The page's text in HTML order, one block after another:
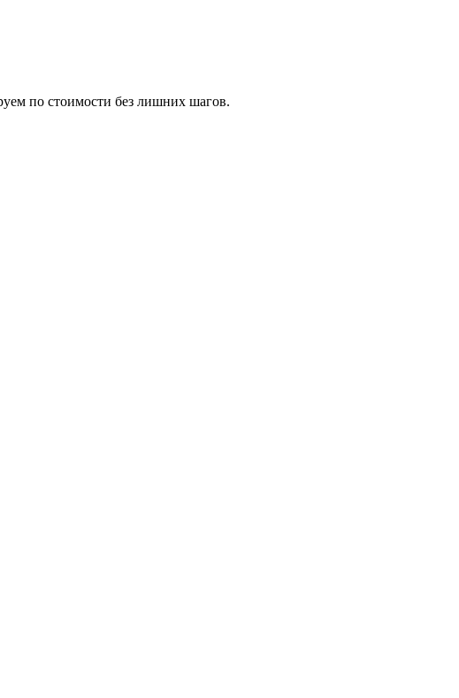
по стоимости без лишних шагов.